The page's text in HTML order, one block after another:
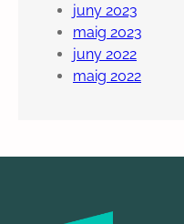
juny 2023
maig 2023
juny 2022
maig 2022